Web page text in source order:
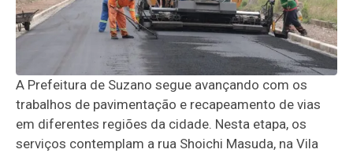
A Prefeitura de Suzano segue avançando com os
trabalhos de pavimentação e recapeamento de vias
em diferentes regiões da cidade. Nesta etapa, os
serviços contemplam a rua Shoichi Masuda, na Vila